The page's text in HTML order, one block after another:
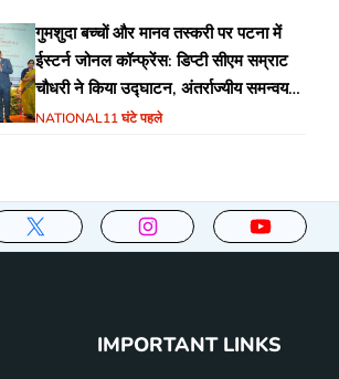
गुमशुदा बच्चों और मानव तस्करी पर पटना में
ईस्टर्न जोनल कॉन्फ्रेंस: डिप्टी सीएम सम्राट
चौधरी ने किया उद्घाटन, अंतर्राज्यीय समन्वय
पर जोर
NATIONAL11 घंटे पहले
IMPORTANT LINKS